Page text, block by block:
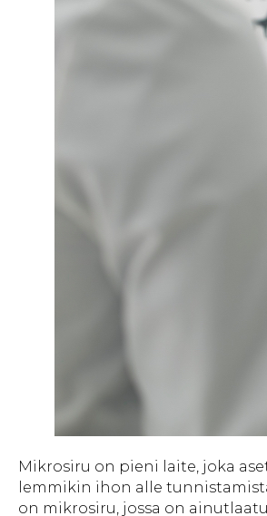
Mikrosiru on pieni laite, joka
lemmikin ihon alle
on mikrosiru, jossa on